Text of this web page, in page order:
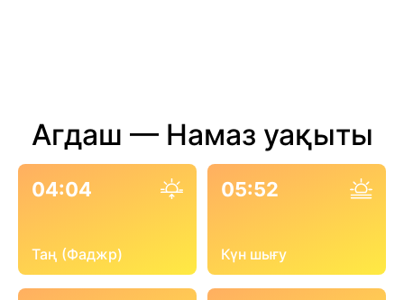
Агдаш — Намаз уақыты
04:04
Таң (Фаджр)
05:52
Күн шығу